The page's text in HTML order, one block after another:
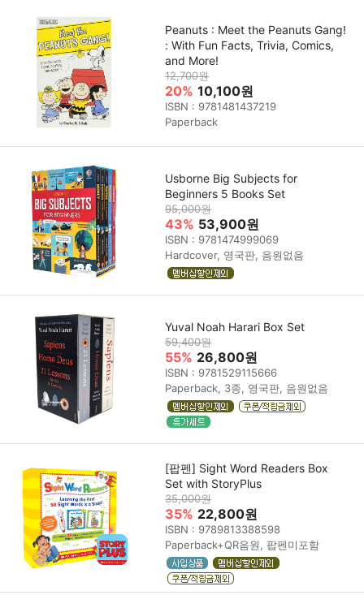
Peanuts : Meet the Peanuts Gang!
: With Fun Facts, Trivia, Comics,
and More!
12,700원
20% 10,100원
ISBN : 9781481437219
Paperback
Usborne Big Subjects for
Beginners 5 Books Set
95,000원
43% 53,900원
ISBN : 9781474999069
Hardcover, 영국판, 음원없음
Yuval Noah Harari Box Set
59,400원
55% 26,800원
ISBN : 9781529115666
Paperback, 3종, 영국판, 음원없음
[팝펜] Sight Word Readers Box
Set with StoryPlus
35,000원
35% 22,800원
ISBN : 9789813388598
Paperback+QR음원, 팝펜미포함